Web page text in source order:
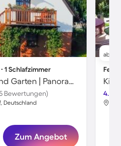
1 Schlafzimmer
Wohnung mit Grill und Garten | Panoramablick
Bewertungen)
Deutschland
Zum Angebot
ab
4.7